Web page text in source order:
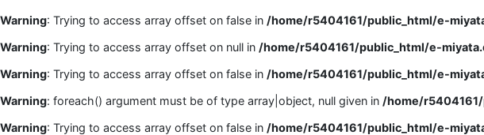
Warning: Trying to access array offset on false in /home/r5404161/public_html/e-
Warning: Trying to access array offset on null in /home/r5404161/public_html/e-
Warning: Trying to access array offset on false in /home/r5404161/public_html/e-
Warning: foreach() argument must be of type array|object, null given in /home/
Warning: Trying to access array offset on false in /home/r5404161/public_html/e-